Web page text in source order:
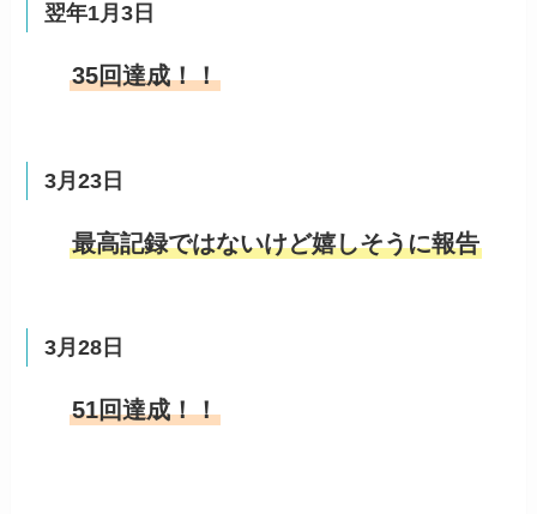
翌年1月3日
35回達成！！
3月23日
最高記録ではないけど嬉しそうに報告
3月28日
51回達成！！